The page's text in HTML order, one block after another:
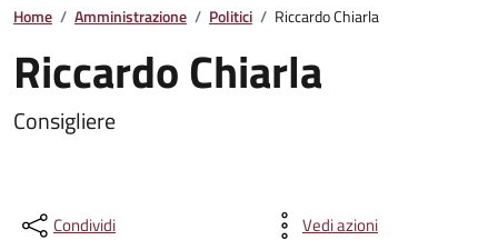
Home / Amministrazione / Politici / Riccardo Chiarla
Riccardo Chiarla
Consigliere
Condividi Vedi azioni